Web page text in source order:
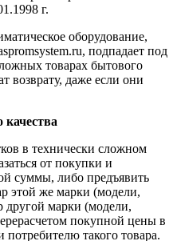
г.
оборудование,
подпадает под
товарах бытового
возврату, даже если они
в технически сложном
от покупки и
суммы, либо предъявить
этой же марки (модели,
другой марки (модели,
покупной цены в
потребителю такого товара.